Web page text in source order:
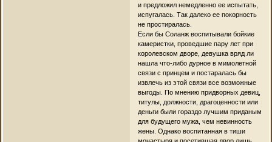
и предложил немедленно ее испытать,
испугалась. Так далеко ее покорность
не простиралась.
Если бы Соланж воспитывали бойкие
камеристки, проведшие пару лет при
королевском дворе, девушка вряд ли
нашла что-либо дурное в мимолетной
связи с принцем и постаралась бы
извлечь из этой связи все возможные
выгоды. По мнению придворных девиц,
титулы, должности, драгоценности или
деньги были гораздо лучшим приданым
для будущего мужа, чем невинность
жены. Однако воспитанная в тиши